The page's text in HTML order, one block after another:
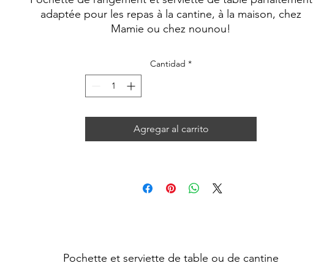
oferta
adaptée pour les repas à la cantine, à la maison, chez
Mamie ou chez nounou!
Cantidad *
Agregar al carrito
Pochette et serviette de table ou de cantine